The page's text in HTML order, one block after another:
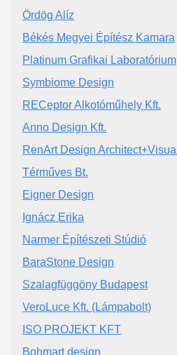
Ördög Alíz
Békés Megyei Építész Kamara
Platinum Grafikai Laboratórium
Symbiome Design
RECeptor Alkotóműhely Kft.
Anno Design Kft.
RenArt Design Architect+Visual
Térműves Bt.
Eigner Design
Ignácz Erika
Narmer Építészeti Stúdió
BaraStone Design
Szalagfüggöny Budapest
VeroLuce Kft. (Lámpabolt)
ISO PROJEKT KFT
Bohmart design